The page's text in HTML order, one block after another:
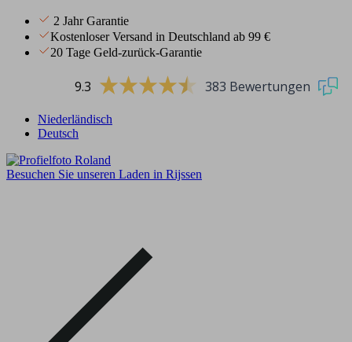
2 Jahr Garantie
Kostenloser Versand in Deutschland ab 99 €
20 Tage Geld-zurück-Garantie
9.3 383 Bewertungen
Niederländisch
Deutsch
Besuchen Sie unseren Laden in Rijssen